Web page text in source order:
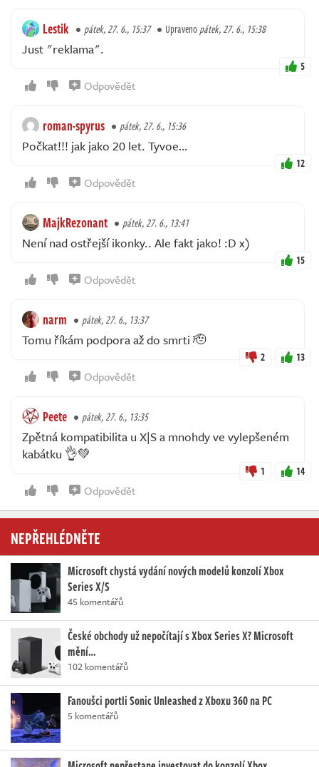
Lestik pátek, 27. 6., 15:37 Upravenopátek, 27. 6., 15:38
Just "reklama".
5
Odpovědět
roman-spyrus pátek, 27. 6., 15:36
Počkat!!! jak jako 20 let. Tyvoe…
12
Odpovědět
MajkRezonant pátek, 27. 6., 13:41
Není nad ostřejší ikonky.. Ale fakt jako! :D x)
15
Odpovědět
narm pátek, 27. 6., 13:37
Tomu říkám podpora až do smrti 🫡
2 13
Odpovědět
Peete pátek, 27. 6., 13:35
Zpětná kompatibilita u X|S a mnohdy ve vylepšeném
kabátku 👌💚
1 14
Odpovědět
NEPŘEHLÉDNĚTE
Microsoft chystá vydání nových modelů konzolí Xbox
Series X/S
45 komentářů
České obchody už nepočítají s Xbox Series X? Microsoft
mění…
102 komentářů
Fanoušci portli Sonic Unleashed z Xboxu 360 na PC
5 komentářů